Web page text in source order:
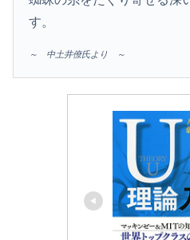
す。
～ 中土井僚氏より ～